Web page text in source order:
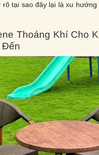
tại sao đây lại là xu
Thoáng Khí Cho
Đến